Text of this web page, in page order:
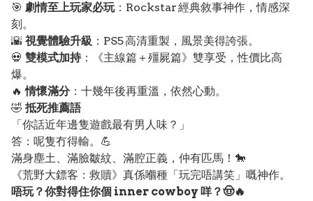
🎯 劇情至上玩家必玩：Rockstar 經典敘事神作，情感深
刻。
🌇 視覺體驗升級 ：PS5 高清重製，風景美得誇張。
💀 雙模式加持：《主線篇＋殭屍篇》雙享受，性價比高
爆。
🔥情懷滿分：十幾年後再重溫，依然心動。
🤣 抵死推薦語
「你話近年邊隻遊戲最有男人味？」
答：呢隻冇得輸。💪
滿身塵土、滿臉皺紋、滿腔正義，仲有匹馬！🐎
《荒野大鏢客：救贖》真係嗰種「玩完唔講笑」嘅神作。
唔玩？你對得住你個 inner cowboy 咩？🤠🔥